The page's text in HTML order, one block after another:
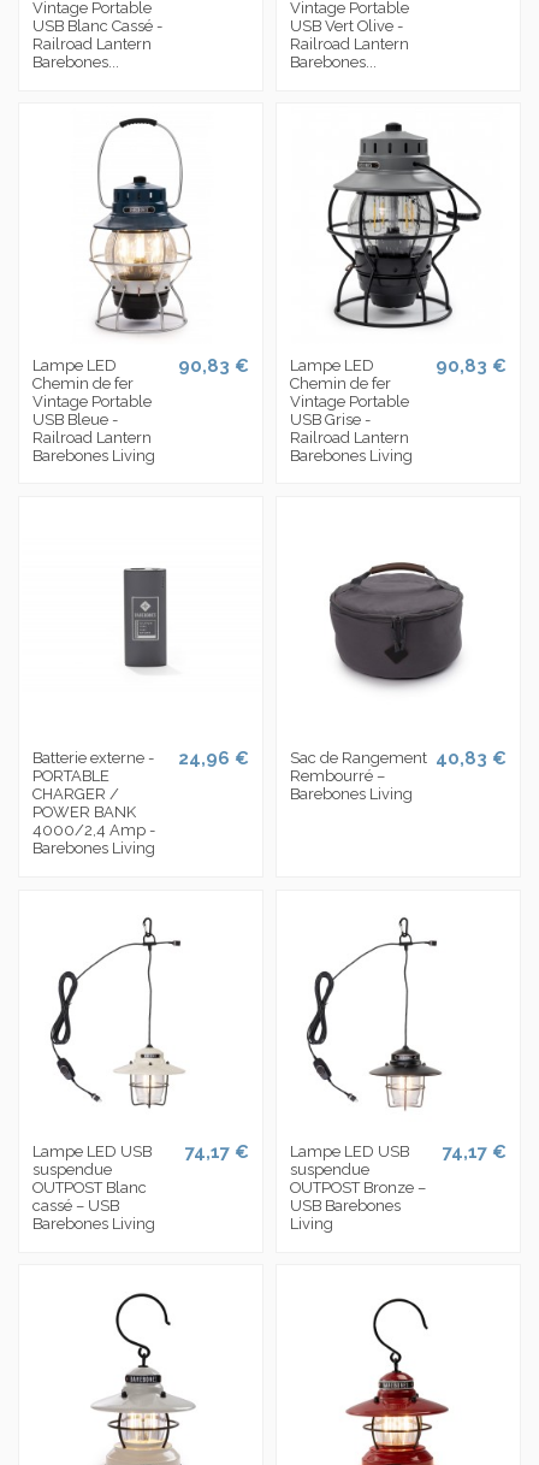
Vintage Portable
USB Blanc Cassé -
Railroad Lantern
Barebones...
Vintage Portable
USB Vert Olive -
Railroad Lantern
Barebones...
Lampe LED
Chemin de fer
Vintage Portable
USB Bleue -
Railroad Lantern
Barebones Living
90,83 €
Lampe LED
Chemin de fer
Vintage Portable
USB Grise -
Railroad Lantern
Barebones Living
90,83 €
Batterie externe -
PORTABLE
CHARGER /
POWER BANK
4000/2,4 Amp -
Barebones Living
24,96 €
Sac de Rangement
Rembourré –
Barebones Living
40,83 €
Lampe LED USB
suspendue
OUTPOST Blanc
cassé – USB
Barebones Living
74,17 €
Lampe LED USB
suspendue
OUTPOST Bronze –
USB Barebones
Living
74,17 €